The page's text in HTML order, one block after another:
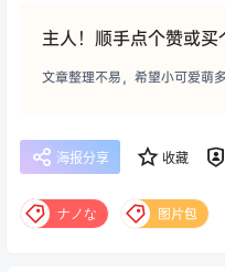
主人！顺手点个赞或买
文章整理不易，希望小可爱萌
海报分享 收藏
ナノな 图片包